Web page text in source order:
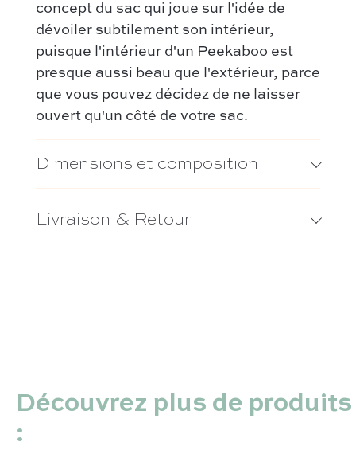
Timeless – Chanel
concept du sac qui joue sur l'idée de
dévoiler subtilement son intérieur,
puisque l'intérieur d'un Peekaboo est
presque aussi beau que l'extérieur, parce
que vous pouvez décidez de ne laisser
ouvert qu'un côté de votre sac.
Dimensions et composition
Livraison & Retour
Découvrez plus de produits
: